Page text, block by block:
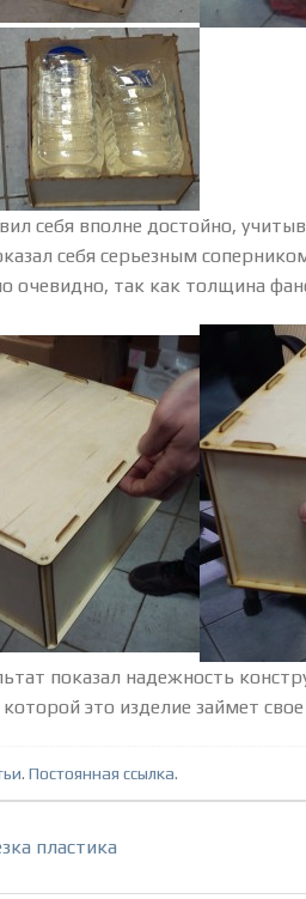
себя вполне достойно,
себя серьезным
очевидно, так как толщина
показал надежность
это изделие займет
. Постоянная ссылка.
пластика